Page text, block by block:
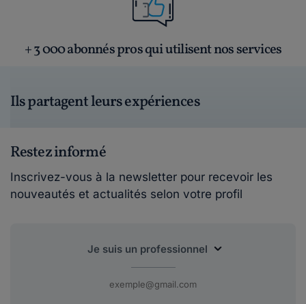
+ 3 000 abonnés pros qui utilisent nos services
Ils partagent leurs expériences
Restez informé
Inscrivez-vous à la newsletter pour recevoir les
nouveautés et actualités selon votre profil